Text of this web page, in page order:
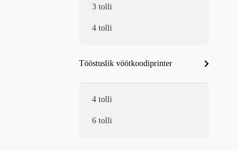
3 tolli
4 tolli
Tööstuslik vöötkoodiprinter
4 tolli
6 tolli